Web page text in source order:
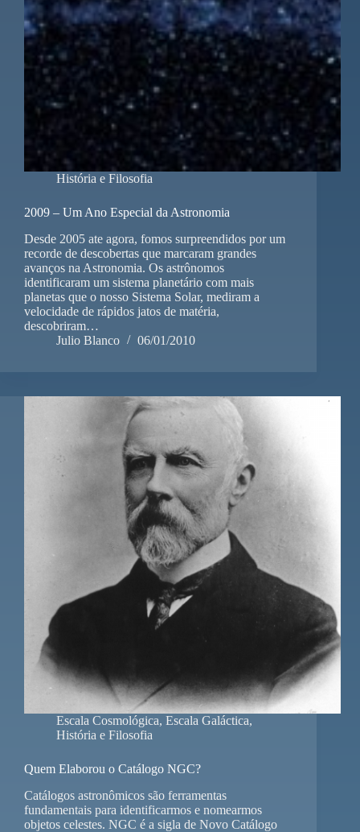
História e Filosofia
2009 – Um Ano Especial da Astronomia
Desde 2005 ate agora, fomos surpreendidos por um
recorde de descobertas que marcaram grandes
avanços na Astronomia. Os astrônomos
identificaram um sistema planetário com mais
planetas que o nosso Sistema Solar, mediram a
velocidade de rápidos jatos de matéria,
descobriram…
Julio Blanco
06/01/2010
Escala Cosmológica, Escala Galáctica,
História e Filosofia
Quem Elaborou o Catálogo NGC?
Catálogos astronômicos são ferramentas
fundamentais para identificarmos e nomearmos
objetos celestes. NGC é a sigla de Novo Catálogo